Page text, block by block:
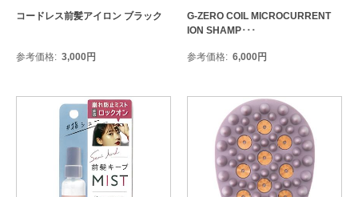
コードレス前髪アイロン ブラック
参考価格 3,000円
G-ZERO COIL MICROCURRENT
ION SHAMP･･･
参考価格 6,000円